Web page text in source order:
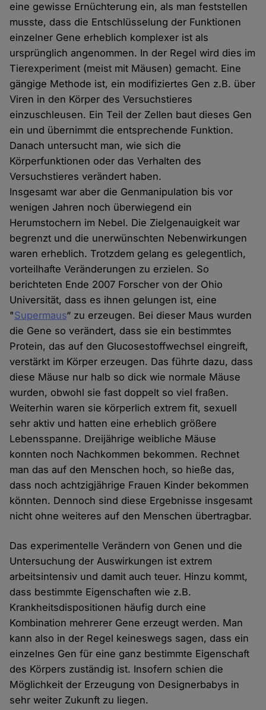
eine gewisse Ernüchterung ein, als man feststellen
musste, dass die Entschlüsselung der Funktionen
einzelner Gene erheblich komplexer ist als
ursprünglich angenommen. In der Regel wird dies im
Tierexperiment (meist mit Mäusen) gemacht. Eine
gängige Methode ist, ein modifiziertes Gen z.B. über
Viren in den Körper des Versuchstieres
einzuschleusen. Ein Teil der Zellen baut dieses Gen
ein und übernimmt die entsprechende Funktion.
Danach untersucht man, wie sich die
Körperfunktionen oder das Verhalten des
Versuchstieres verändert haben.
Insgesamt war aber die Genmanipulation bis vor
wenigen Jahren noch überwiegend ein
Herumstochern im Nebel. Die Zielgenauigkeit war
begrenzt und die unerwünschten Nebenwirkungen
waren erheblich. Trotzdem gelang es gelegentlich,
vorteilhafte Veränderungen zu erzielen. So
berichteten Ende 2007 Forscher von der Ohio
Universität, dass es ihnen gelungen ist, eine
"Supermaus“ zu erzeugen. Bei dieser Maus wurden
die Gene so verändert, dass sie ein bestimmtes
Protein, das auf den Glucosestoffwechsel eingreift,
verstärkt im Körper erzeugen. Das führte dazu, dass
diese Mäuse nur halb so dick wie normale Mäuse
wurden, obwohl sie fast doppelt so viel fraßen.
Weiterhin waren sie körperlich extrem fit, sexuell
sehr aktiv und hatten eine erheblich größere
Lebensspanne. Dreijährige weibliche Mäuse
konnten noch Nachkommen bekommen. Rechnet
man das auf den Menschen hoch, so hieße das,
dass noch achtzigjährige Frauen Kinder bekommen
könnten. Dennoch sind diese Ergebnisse insgesamt
nicht ohne weiteres auf den Menschen übertragbar.
Das experimentelle Verändern von Genen und die
Untersuchung der Auswirkungen ist extrem
arbeitsintensiv und damit auch teuer. Hinzu kommt,
dass bestimmte Eigenschaften wie z.B.
Krankheitsdispositionen häufig durch eine
Kombination mehrerer Gene erzeugt werden. Man
kann also in der Regel keineswegs sagen, dass ein
einzelnes Gen für eine ganz bestimmte Eigenschaft
des Körpers zuständig ist. Insofern schien die
Möglichkeit der Erzeugung von Designerbabys in
sehr weiter Zukunft zu liegen.